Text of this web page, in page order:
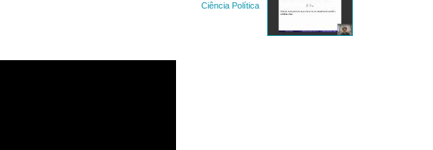
Ciência Política